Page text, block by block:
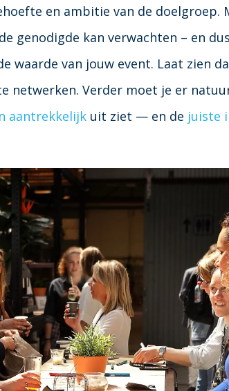
en ambitie van de doelgroep.
genodigde kan verwachten – en
waarde van jouw event. Laat zien
netwerken. Verder moet je er
aantrekkelijkuit ziet — en de juiste